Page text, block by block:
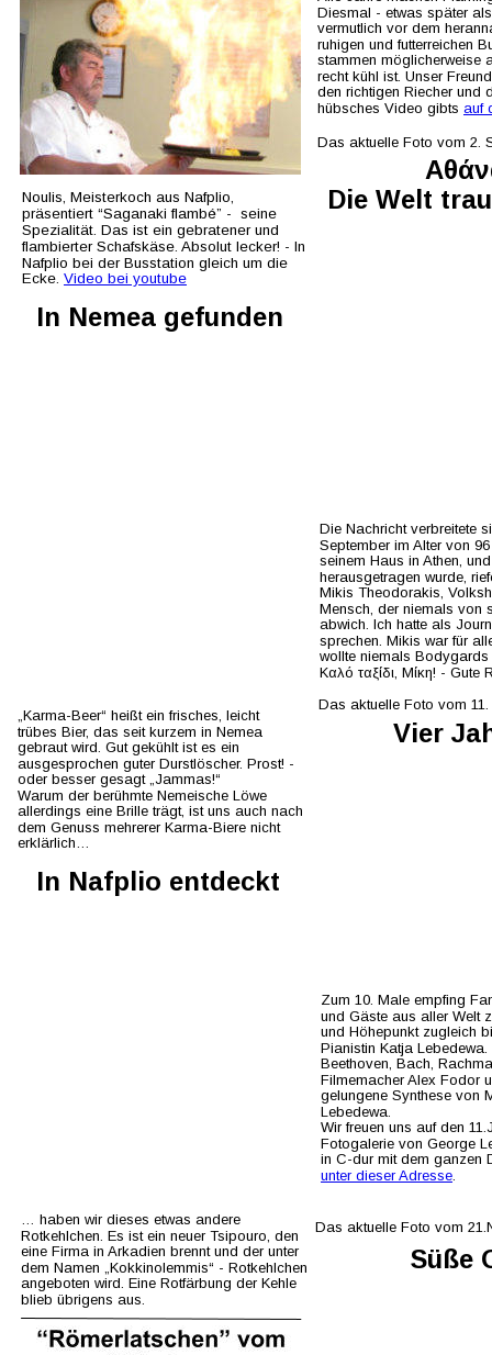
Noulis, Meisterkoch aus Nafplio,
präsentiert “Saganaki flambé” -  seine
Spezialität. Das ist ein gebratener und
flambierter Schafskäse. Absolut lecker! - In
Nafplio bei der Busstation gleich um die
Ecke. Video bei youtube
In Nafplio entdeckt
… haben wir dieses etwas andere
Rotkehlchen. Es ist ein neuer Tsipouro, den
eine Firma in Arkadien brennt und der unter
dem Namen „Kokkinolemmis“ - Rotkehlchen
angeboten wird. Eine Rotfärbung der Kehle
blieb übrigens aus.
In Nemea gefunden
„Karma-Beer“ heißt ein frisches, leicht
trübes Bier, das seit kurzem in Nemea
gebraut wird. Gut gekühlt ist es ein
ausgesprochen guter Durstlöscher. Prost! -
oder besser gesagt „Jammas!“
Warum der berühmte Nemeische Löwe
allerdings eine Brille trägt, ist uns auch nach
dem Genuss mehrerer Karma-Biere nicht
erklärlich…
Das aktuelle Foto vom
Süße
Das aktuelle Foto vom 11.
Vier
Zum 10. Male empfing
und Gäste aus aller Welt
und Höhepunkt zugleich
Pianistin Katja
Beethoven, Bach,
Filmemacher Alex Fodor
gelungene Synthese von
Lebedewa.
Wir freuen uns auf den
Fotogalerie von George
in C-dur mit dem ganzen
unter dieser Adresse
Das aktuelle Foto vom 2.
Die Welt
Die Nachricht verbreitete
September im Alter von
seinem Haus in Athen,
herausgetragen wurde,
Mikis Theodorakis,
Mensch, der niemals von
abwich. Ich hatte als
sprechen. Mikis war für
wollte niemals Bodygards
Καλό ταξίδι, Μίκη! - Gute
Diesmal - etwas später
vermutlich vor dem
ruhigen und futterreichen
stammen möglicherweise
recht kühl ist. Unser
den richtigen Riecher
hübsches Video gibts auf